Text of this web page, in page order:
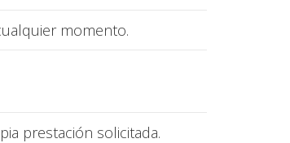
momento.
prestación solicitada.